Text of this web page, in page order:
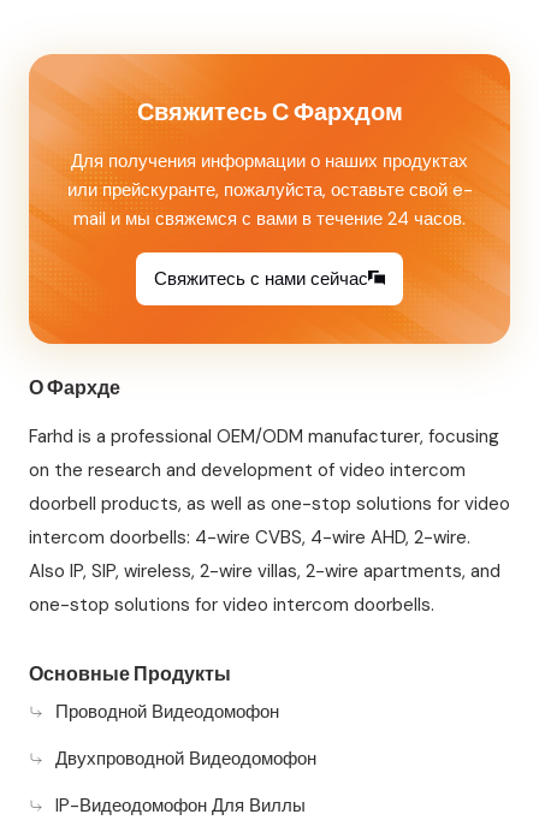
Свяжитесь С Фархдом
Для получения информации о наших продуктах
или прейскуранте, пожалуйста, оставьте свой e-
mail и мы свяжемся с вами в течение 24 часов.
Свяжитесь с нами сейчас
О Фархде
Farhd is a professional OEM/ODM manufacturer, focusing
on the research and development of video intercom
doorbell products, as well as one-stop solutions for video
intercom doorbells: 4-wire CVBS, 4-wire AHD, 2-wire.
Also IP, SIP, wireless, 2-wire villas, 2-wire apartments, and
one-stop solutions for video intercom doorbells.
Основные Продукты
Проводной Видеодомофон
Двухпроводной Видеодомофон
IP-Видеодомофон Для Виллы